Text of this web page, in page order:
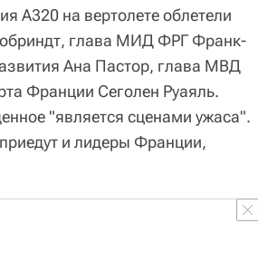
A320 на вертолете облетели
глава МИД ФРГ Франк-
Ана Пастор, глава МВД
Франции Сеголен Руаяль.
"является сценами ужаса".
и лидеры Франции,